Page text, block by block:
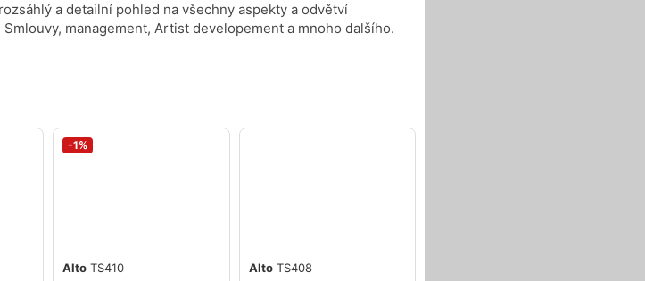
a detailní pohled na všechny aspekty a odvětví
management, Artist developement a mnoho dalšího.
-1%
Alto TS410
Alto TS408